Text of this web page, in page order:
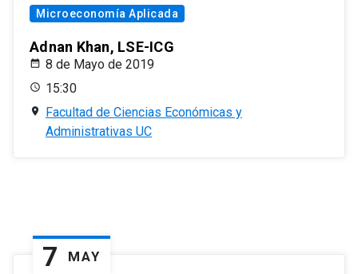
Microeconomía Aplicada
Adnan Khan, LSE-ICG
8 de Mayo de 2019
15:30
Facultad de Ciencias Económicas y
Administrativas UC
7 MAY